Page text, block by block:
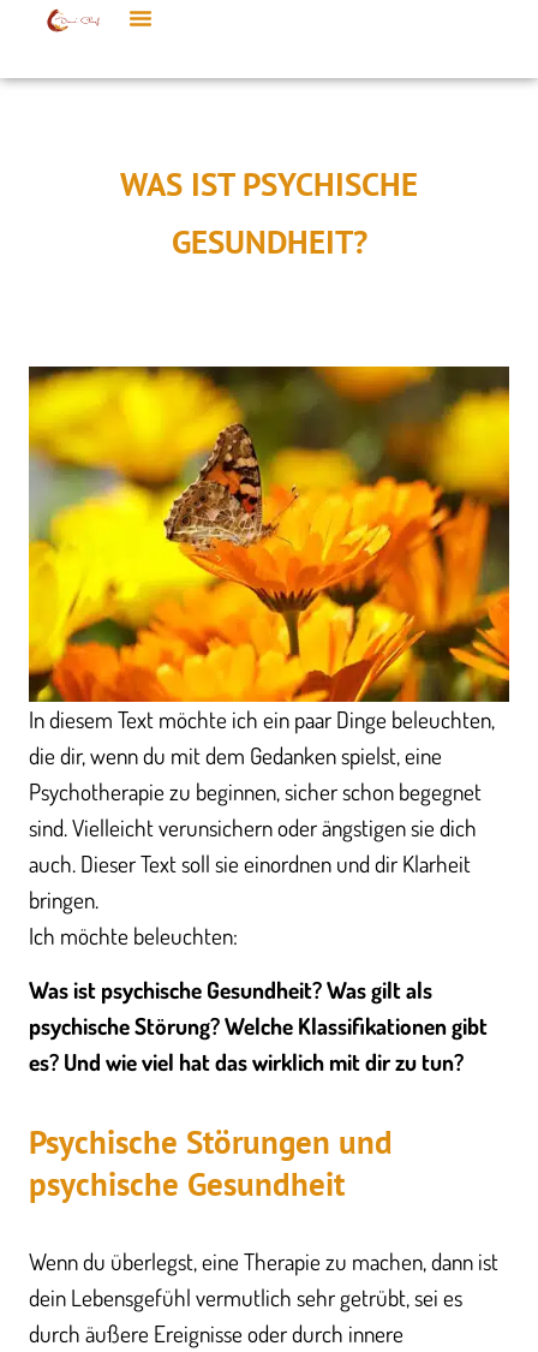
WAS IST PSYCHISCHE
GESUNDHEIT?
In diesem Text möchte ich ein paar Dinge beleuchten,
die dir, wenn du mit dem Gedanken spielst, eine
Psychotherapie zu beginnen, sicher schon begegnet
sind. Vielleicht verunsichern oder ängstigen sie dich
auch. Dieser Text soll sie einordnen und dir Klarheit
bringen.
Ich möchte beleuchten:
Was ist psychische Gesundheit? Was gilt als
psychische Störung? Welche Klassifikationen gibt
es? Und wie viel hat das wirklich mit dir zu tun?
Psychische Störungen und
psychische Gesundheit
Wenn du überlegst, eine Therapie zu machen, dann ist
dein Lebensgefühl vermutlich sehr getrübt, sei es
durch äußere Ereignisse oder durch innere